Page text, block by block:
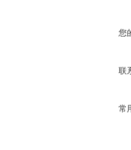
您
联
常